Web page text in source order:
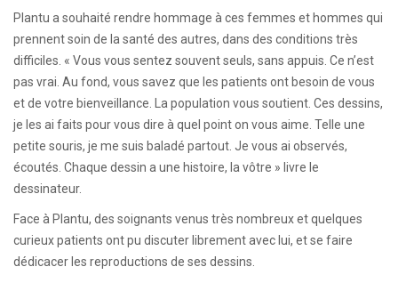
Plantu a souhaité rendre hommage à ces femmes et hommes qui
prennent soin de la santé des autres, dans des conditions très
difficiles. « Vous vous sentez souvent seuls, sans appuis. Ce n’est
pas vrai. Au fond, vous savez que les patients ont besoin de vous
et de votre bienveillance. La population vous soutient. Ces dessins,
je les ai faits pour vous dire à quel point on vous aime. Telle une
petite souris, je me suis baladé partout. Je vous ai observés,
écoutés. Chaque dessin a une histoire, la vôtre » livre le
dessinateur.
Face à Plantu, des soignants venus très nombreux et quelques
curieux patients ont pu discuter librement avec lui, et se faire
dédicacer les reproductions de ses dessins.